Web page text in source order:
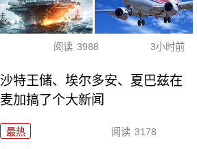
阅读 3988 3小时前
沙特王储、埃尔多安、夏巴兹在
麦加搞了个大新闻
最热 阅读 3178